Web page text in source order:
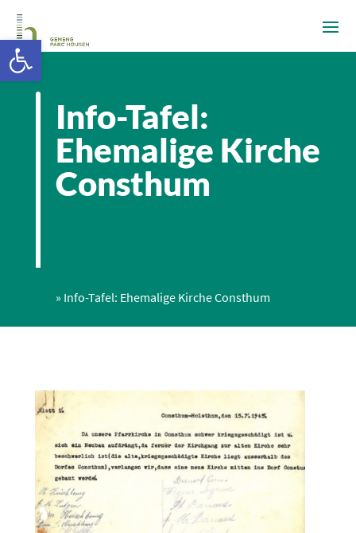
Info-Tafel:
Ehemalige Kirche
Consthum
» Info-Tafel: Ehemalige Kirche Consthum
Ouvrir la barre d’outils